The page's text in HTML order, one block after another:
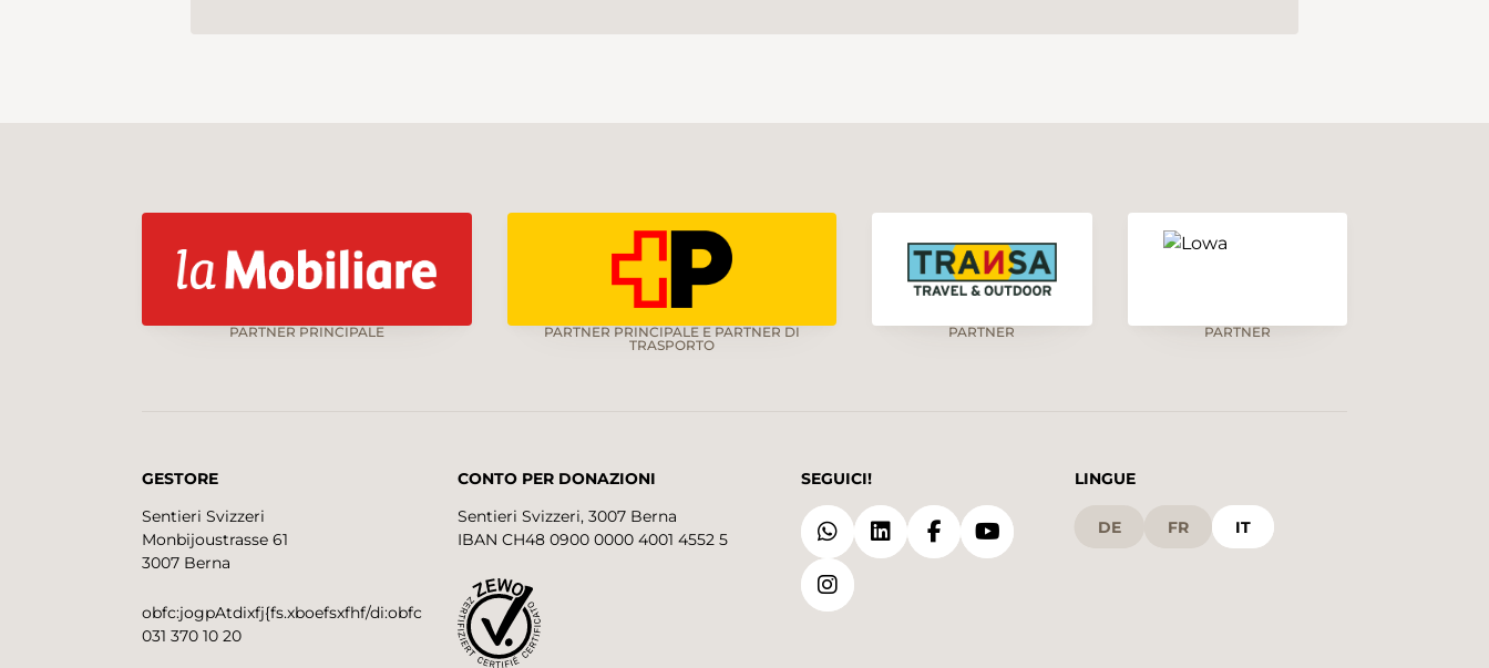
PARTNER PRINCIPALE
PARTNER PRINCIPALE E PARTNER DI
TRASPORTO
PARTNER PARTNER
GESTORE
Sentieri Svizzeri
Monbijoustrasse 61
3007 Berna
obfc:jogpAtdixfj{fs.xboefsxfhf/di:obfc
031 370 10 20
CONTO PER DONAZIONI
Sentieri Svizzeri, 3007 Berna
IBAN CH48 0900 0000 4001 4552 5
SEGUICI! LINGUE
DE FR IT